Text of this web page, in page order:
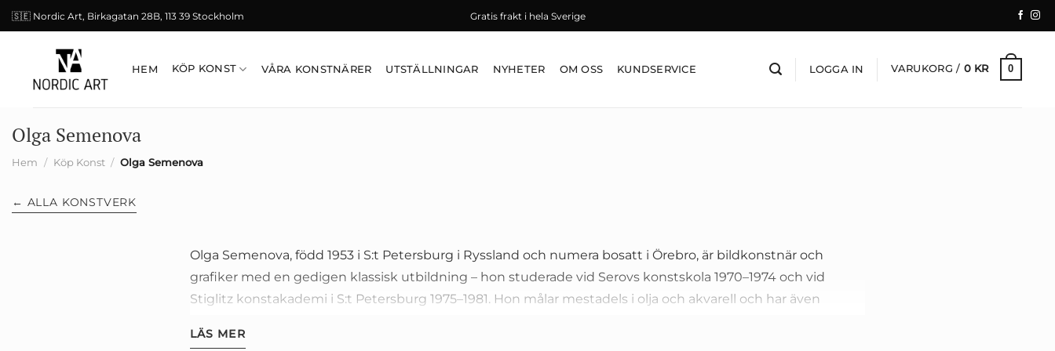
Skip
to
🇸🇪 Nordic Art, Birkagatan 28B, 113 39 Stockholm Gratis frakt i hela Sverige
HEM KÖP KONST VÅRA KONSTNÄRER UTSTÄLLNINGAR NYHETER OM OSS KUNDSERVICE LOGGA IN VARUKORG / 0 KR 0
Olga Semenova
Hem / Köp Konst / Olga Semenova
← ALLA KONSTVERK
Olga Semenova, född 1953 i S:t Petersburg i Ryssland och numera bosatt i Örebro, är bildkonstnär och
grafiker med en gedigen klassisk utbildning – hon studerade vid Serovs konstskola 1970–1974 och vid
Stiglitz konstakademi i S:t Petersburg 1975–1981. Hon målar mestadels i olja och akvarell och har även
måleri är färgstarkt och expressivt, med en särskild förkärlek för kvinnogestalter där varje bild fångar både
LÄS MER